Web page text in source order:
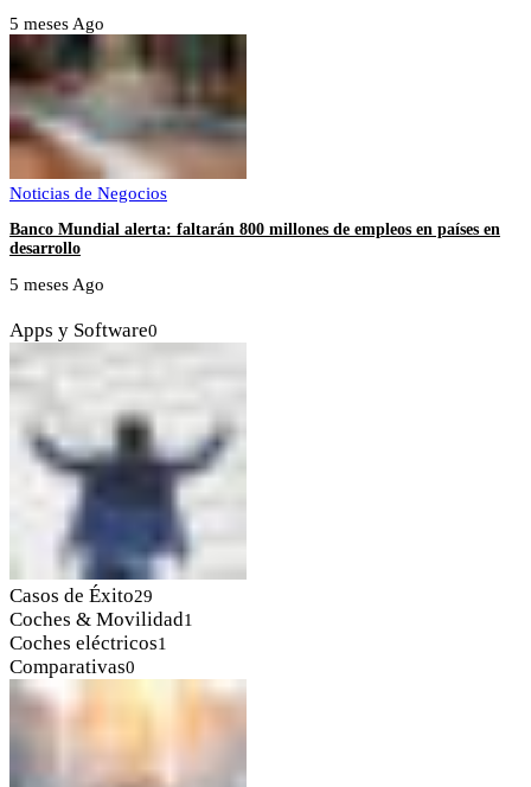
5 meses Ago
Noticias de Negocios
Banco Mundial alerta: faltarán 800 millones de empleos en países en
desarrollo
5 meses Ago
Apps y Software0
Casos de Éxito29
Coches & Movilidad1
Coches eléctricos1
Comparativas0